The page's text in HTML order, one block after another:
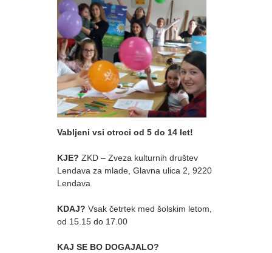
Vabljeni vsi otroci od 5 do 14 let!
KJE? ZKD – Zveza kulturnih društev
Lendava za mlade, Glavna ulica 2, 9220
Lendava
KDAJ? Vsak četrtek med šolskim letom,
od 15.15 do 17.00
KAJ SE BO DOGAJALO?